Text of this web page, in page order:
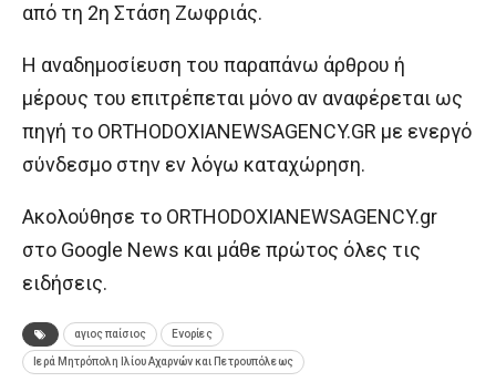
από τη 2η Στάση Ζωφριάς.
H αναδημοσίευση του παραπάνω άρθρου ή
μέρους του επιτρέπεται μόνο αν αναφέρεται ως
πηγή το ORTHODOXIANEWSAGENCY.GR με ενεργό
σύνδεσμο στην εν λόγω καταχώρηση.
Ακολούθησε το ORTHODOXIANEWSAGENCY.gr
στο Google News και μάθε πρώτος όλες τις
ειδήσεις.
αγιος παίσιος Ενορίες
Ιερά Μητρόπολη Ιλίου Αχαρνών και Πετρουπόλεως